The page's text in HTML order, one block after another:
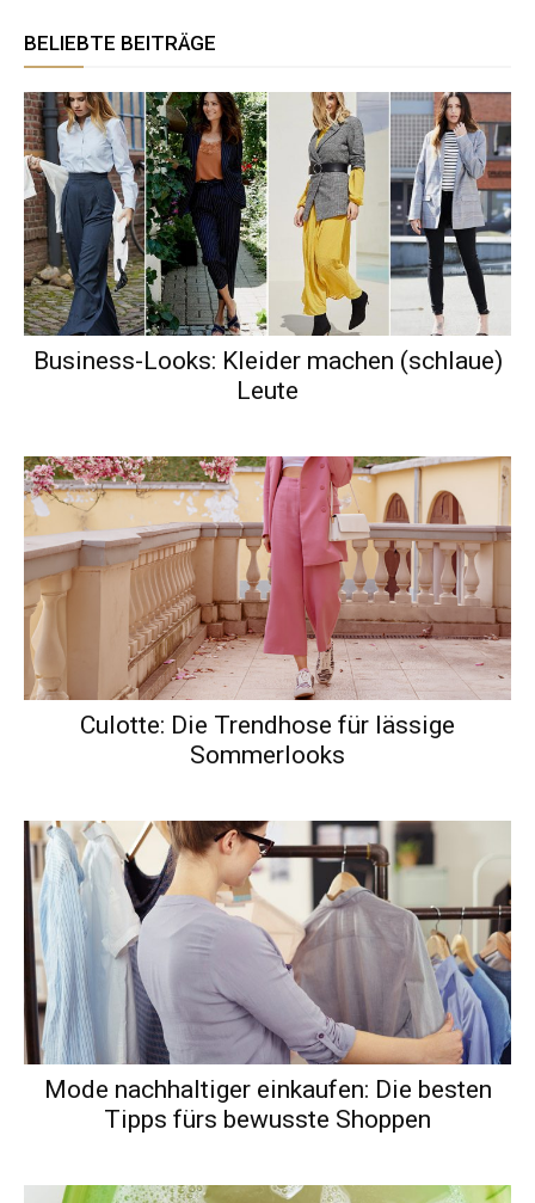
BELIEBTE BEITRÄGE
Business-Looks: Kleider machen (schlaue)
Leute
Culotte: Die Trendhose für lässige
Sommerlooks
Mode nachhaltiger einkaufen: Die besten
Tipps fürs bewusste Shoppen